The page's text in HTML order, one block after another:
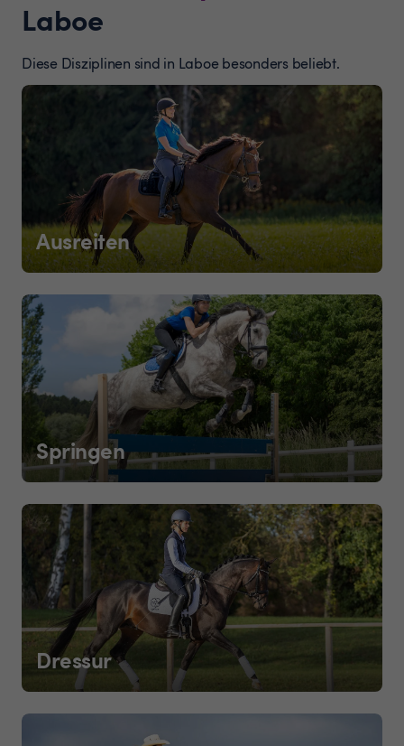
Laboe
Diese Disziplinen sind in Laboe besonders beliebt.
Ausreiten
Springen
Dressur